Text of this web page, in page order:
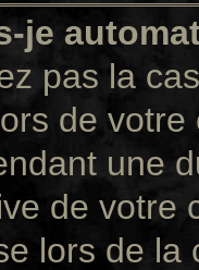
je
pas la
de votre
une
de
lors de la